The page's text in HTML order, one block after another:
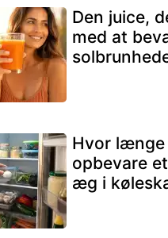
Den juice,
med at
Hvor længe
opbevare
æg i